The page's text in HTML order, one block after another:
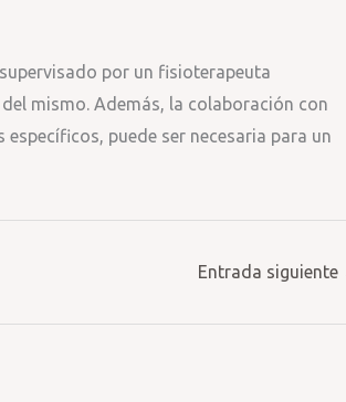
por un fisioterapeuta
mismo. Además, la colaboración con
puede ser necesaria para un
Entrada siguiente